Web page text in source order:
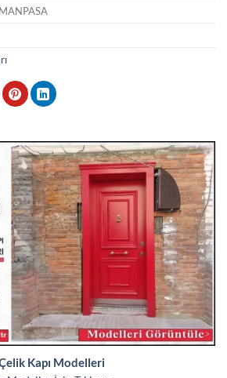
Kapı Modelleri